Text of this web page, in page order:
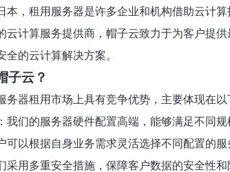
本，租用服务器是许多企业和机构借助云计算
云计算服务提供商，帽子云致力于为客户提
全的云计算解决方案。
子云？
务器租用市场上具有竞争优势，主要体现在以
我们的服务器硬件配置高端，能够满足不同规
可以根据自身业务需求灵活选择不同配置的服
采用多重安全措施，保障客户数据的安全性和